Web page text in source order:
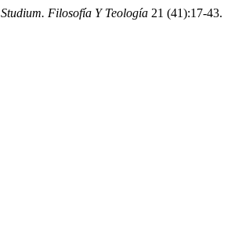
Studium. Filosofía Y Teología 21 (41):17-43.